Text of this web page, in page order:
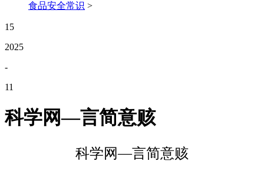
食品安全常识 >
15
2025
-
11
科学网—言简意赅
科学网—言简意赅